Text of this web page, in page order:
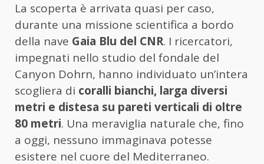
La scoperta è arrivata quasi per caso,
durante una missione scientifica a bordo
della nave Gaia Blu del CNR. I ricercatori,
impegnati nello studio del fondale del
Canyon Dohrn, hanno individuato un’intera
scogliera di coralli bianchi, larga diversi
metri e distesa su pareti verticali di oltre
80 metri. Una meraviglia naturale che, fino
a oggi, nessuno immaginava potesse
esistere nel cuore del Mediterraneo.